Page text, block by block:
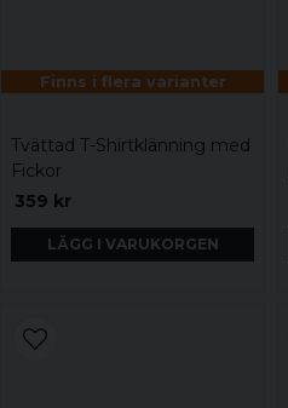
Finns i flera varianter
Tvättad T-Shirtklänning med
Fickor
359 kr
LÄGG I VARUKORGEN